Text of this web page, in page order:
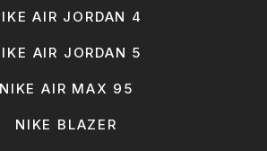
AIR JORDAN 4
AIR JORDAN 5
NIKE AIR MAX 95
NIKE BLAZER